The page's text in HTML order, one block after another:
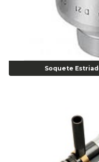
Alicate para Balanceamento
Alicate para trava de cambio
Alicate Universal - Cod 01718
Alicate Universal 8" Gedore -
Anel Centralizador Fiat 4 pçs
Anel Centralizador Peugeot
Anel Centralizador Renault
Anel Centralizador Toyota
Anel Centralizador VW 4pçs
Soquete